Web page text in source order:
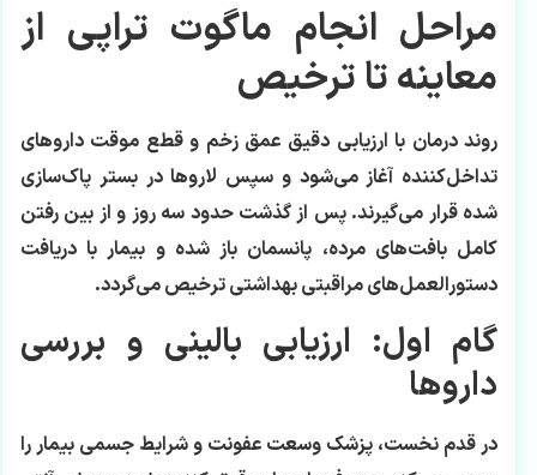
مراحل انجام ماگوت تراپی از
معاینه تا ترخیص
روند درمان با ارزیابی دقیق عمق زخم و قطع موقت داروهای
تداخل‌کننده آغاز می‌شود و سپس لاروها در بستر پاک‌سازی
شده قرار می‌گیرند. پس از گذشت حدود سه روز و از بین رفتن
کامل بافت‌های مرده، پانسمان باز شده و بیمار با دریافت
دستورالعمل‌های مراقبتی بهداشتی ترخیص می‌گردد.
گام اول: ارزیابی بالینی و بررسی
داروها
در قدم نخست، پزشک وسعت عفونت و شرایط جسمی بیمار را